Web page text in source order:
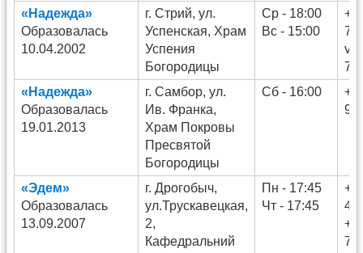
«Надежда»
Образовалась
10.04.2002
г. Стрий, ул.
Успенская, Храм
Успения
Богородицы
Ср - 18:00
Вс - 15:00
73
«Надежда»
Образовалась
19.01.2013
г. Самбор, ул.
Ив. Франка,
Храм Покровы
Пресвятой
Богородицы
Сб - 16:00
99
«Эдем»
Образовалась
13.09.2007
г. Дрогобыч,
ул.Трускавецкая,
2,
Кафедральний
Пн - 17:45
Чт - 17:45
74